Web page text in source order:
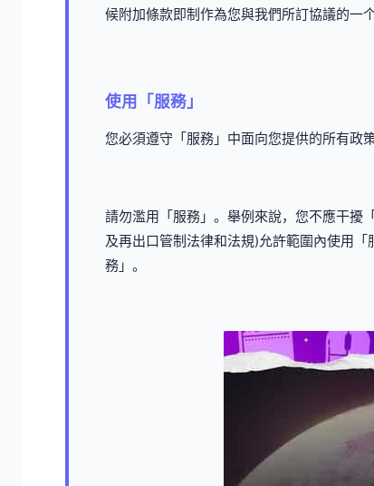
候附加條款即制作為您與我們所訂協議的一个
使用「服務」
您必須遵守「服務」中面向您提供的所有政策
請勿濫用「服務」。舉例來說，您不應干擾
及再出口管制法律和法規)允許範圍內使用
務」。